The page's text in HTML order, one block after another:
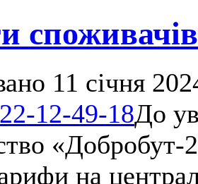
11 січня
До
«Добробут-
на